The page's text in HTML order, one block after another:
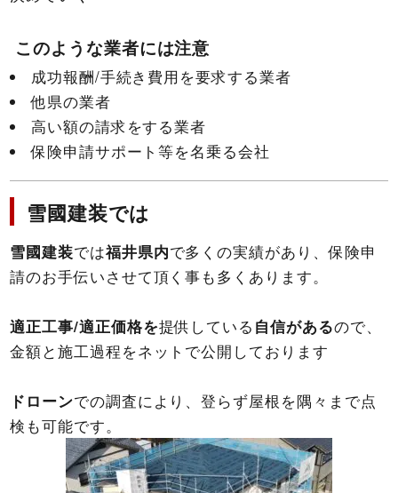
このような業者には注意
成功報酬/手続き費用を要求する業者
他県の業者
高い額の請求をする業者
保険申請サポート等を名乗る会社
雪國建装では
雪國建装では福井県内で多くの実績があり、保険申
請のお手伝いさせて頂く事も多くあります。
適正工事/適正価格を提供している 自信があるので、
金額と施工過程をネットで公開しております
ドローンでの調査により、登らず屋根を隅々まで点
検も可能です。